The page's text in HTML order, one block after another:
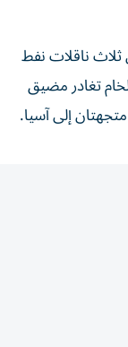
ناقلات نفط
تغادر مضيق
إلى آسيا.